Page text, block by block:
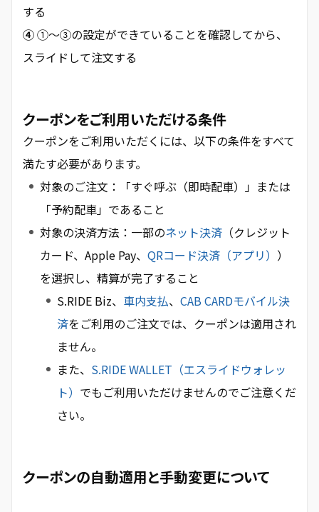
する
④①〜③の設定ができていることを確認してから、
スライドして注文する
クーポンをご利用いただける条件
クーポンをご利用いただくには、以下の条件をすべて
満たす必要があります。
対象のご注文：「すぐ呼ぶ（即時配車）」または
「予約配車」であること
対象の決済方法：一部のネット決済 （クレジット
カード、Apple Pay、 QRコード決済（アプリ） ）
を選択し、精算が完了すること
S.RIDE Biz、 車内支払、 CAB CARDモバイル決
済をご利用のご注文では、クーポンは適用され
ません。
また、 S.RIDE WALLET（エスライドウォレッ
ト） でもご利用いただけませんのでご注意くだ
さい。
クーポンの自動適用と手動変更について